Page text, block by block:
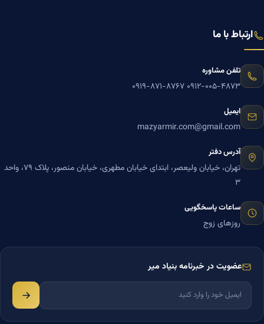
ارتباط با ما
تلفن مشاوره
۰۹۱۲-۰۰۵-۴۸۷۳ ۰۹۱۹-۸۷۱-۸۷۶۷
ایمیل
mazyarmir.com@gmail.com
آدرس دفتر
تهران، خیابان ولیعصر، ابتدای خیابان مطهری، خیابان منصور، پلاک ۷۹، واحد
۳
ساعات پاسخگویی
روزهای زوج
عضویت در خبرنامه بنیاد میر